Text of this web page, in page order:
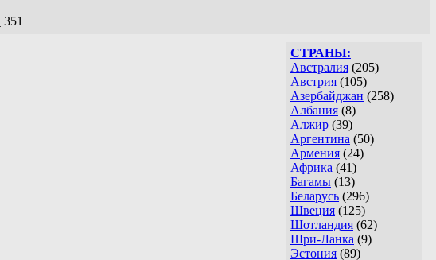
351
СТРАНЫ:
Австралия (205)
Австрия (105)
Азербайджан (258)
Албания (8)
Алжир (39)
Аргентина (50)
Армения (24)
Африка (41)
Багамы (13)
Беларусь (296)
Швеция (125)
Шотландия (62)
Шри-Ланка (9)
Эстония (89)